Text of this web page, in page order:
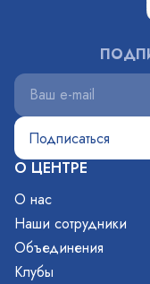
О ЦЕНТРЕ
О нас
Наши сотрудники
Объединения
Клубы